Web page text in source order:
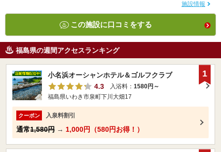
施設情報
この施設に口コミをする
福島県の週間アクセスランキング
小名浜オーシャンホテル＆ゴルフクラブ
4.3
入浴料： 1580円～
福島県いわき市泉町下川大畑17
クーポン 入泉料割引
通常1,580円 → 1,000円（580円お得！）
1